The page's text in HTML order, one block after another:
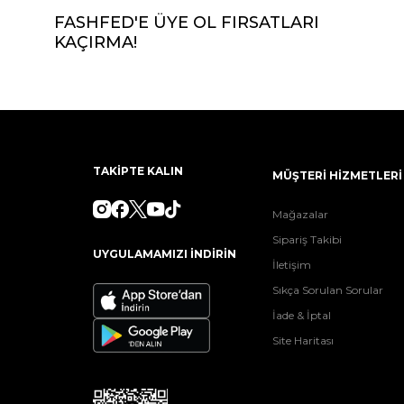
FASHFED'E ÜYE OL FIRSATLARI
KAÇIRMA!
TAKİPTE KALIN
UYGULAMAMIZI İNDİRİN
MÜŞTERİ HİZMETLERİ
Mağazalar
Sipariş Takibi
İletişim
Sıkça Sorulan Sorular
İade & İptal
Site Haritası